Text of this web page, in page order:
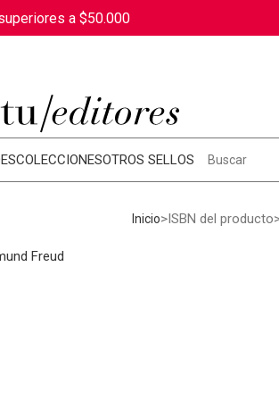
a $50.000
COLECCIONESOTROS SELLOS
Freud
Inicio ISBN del producto